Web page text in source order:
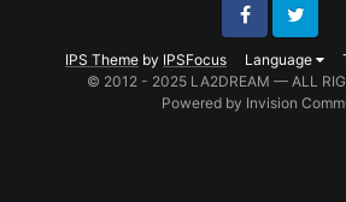
IPS Theme by IPSFocus Language
FacebookTwitter
© 2012 - 2025 LA2DREAM — ALL
Powered by Invision